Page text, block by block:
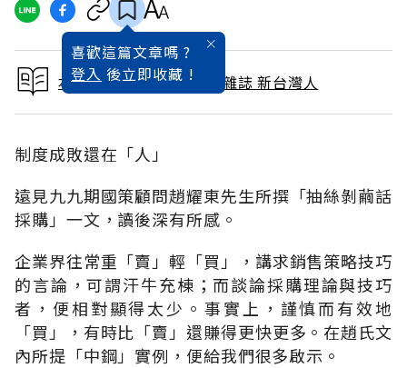
喜歡這篇文章嗎 ?
登入 後立即收藏 !
本文出自 1994 / 10月號雜誌 新台灣人
制度成敗還在「人」
遠見九九期國策顧問趙耀東先生所撰「抽絲剝繭話
採購」一文，讀後深有所感。
企業界往常重「賣」輕「買」，講求銷售策略技巧
的言論，可謂汗牛充棟；而談論採購理論與技巧
者，便相對顯得太少。事實上，謹慎而有效地
「買」，有時比「賣」還賺得更快更多。在趙氏文
內所提「中鋼」實例，便給我們很多啟示。